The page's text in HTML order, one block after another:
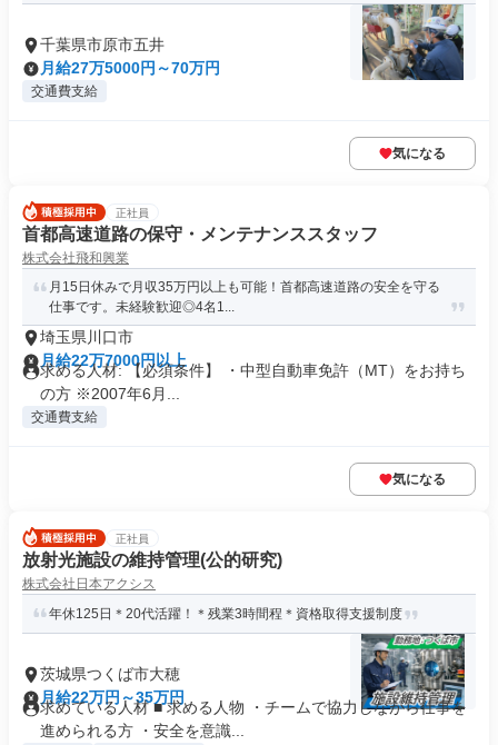
千葉県市原市五井
月給27万5000円～70万円
交通費支給
気になる
正社員
首都高速道路の保守・メンテナンススタッフ
株式会社飛和興業
月15日休みで月収35万円以上も可能！首都高速道路の安全を守る
仕事です。未経験歓迎◎4名1...
埼玉県川口市
月給22万7000円以上
求める人材: 【必須条件】 ・中型自動車免許（MT）をお持ち
の方 ※2007年6月...
交通費支給
気になる
正社員
放射光施設の維持管理(公的研究)
株式会社日本アクシス
年休125日＊20代活躍！＊残業3時間程＊資格取得支援制度
茨城県つくば市大穂
月給22万円～35万円
求めている人材 ■ 求める人物 ・チームで協力しながら仕事を
進められる方 ・安全を意識...